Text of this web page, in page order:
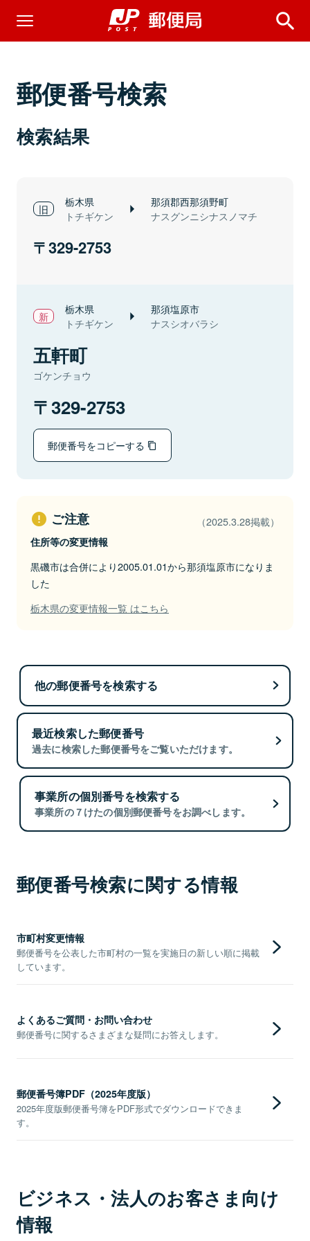
郵便番号検索
検索結果
栃木県
トチギケン
那須郡西那須野町
ナスグンニシナスノマチ
329-2753
栃木県
トチギケン
那須塩原市
ナスシオバラシ
五軒町
ゴケンチョウ
329-2753
郵便番号をコピーする
ご注意 （2025.3.28掲載）
住所等の変更情報
黒磯市は合併により2005.01.01から那須塩原市になりま
した
栃木県の変更情報一覧 はこちら
他の郵便番号を検索する
最近検索した郵便番号
過去に検索した郵便番号をご覧いただけます。
事業所の個別番号を検索する
事業所の７けたの個別郵便番号をお調べします。
郵便番号検索に関する情報
市町村変更情報
郵便番号を公表した市町村の一覧を実施日の新しい順に掲載
しています。
よくあるご質問・お問い合わせ
郵便番号に関するさまざまな疑問にお答えします。
郵便番号簿PDF（2025年度版）
2025年度版郵便番号簿をPDF形式でダウンロードできま
す。
ビジネス・法人のお客さま向け
情報